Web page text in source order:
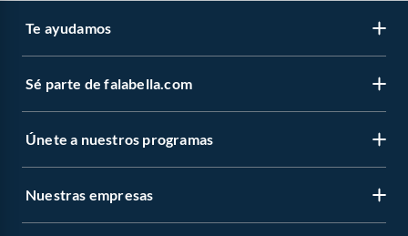
Te ayudamos
Sé parte de falabella.com
Únete a nuestros programas
Nuestras empresas